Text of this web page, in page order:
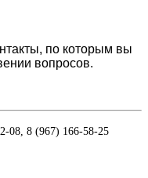
по которым вы
вопросов.
08, 8 (967) 166-58-25